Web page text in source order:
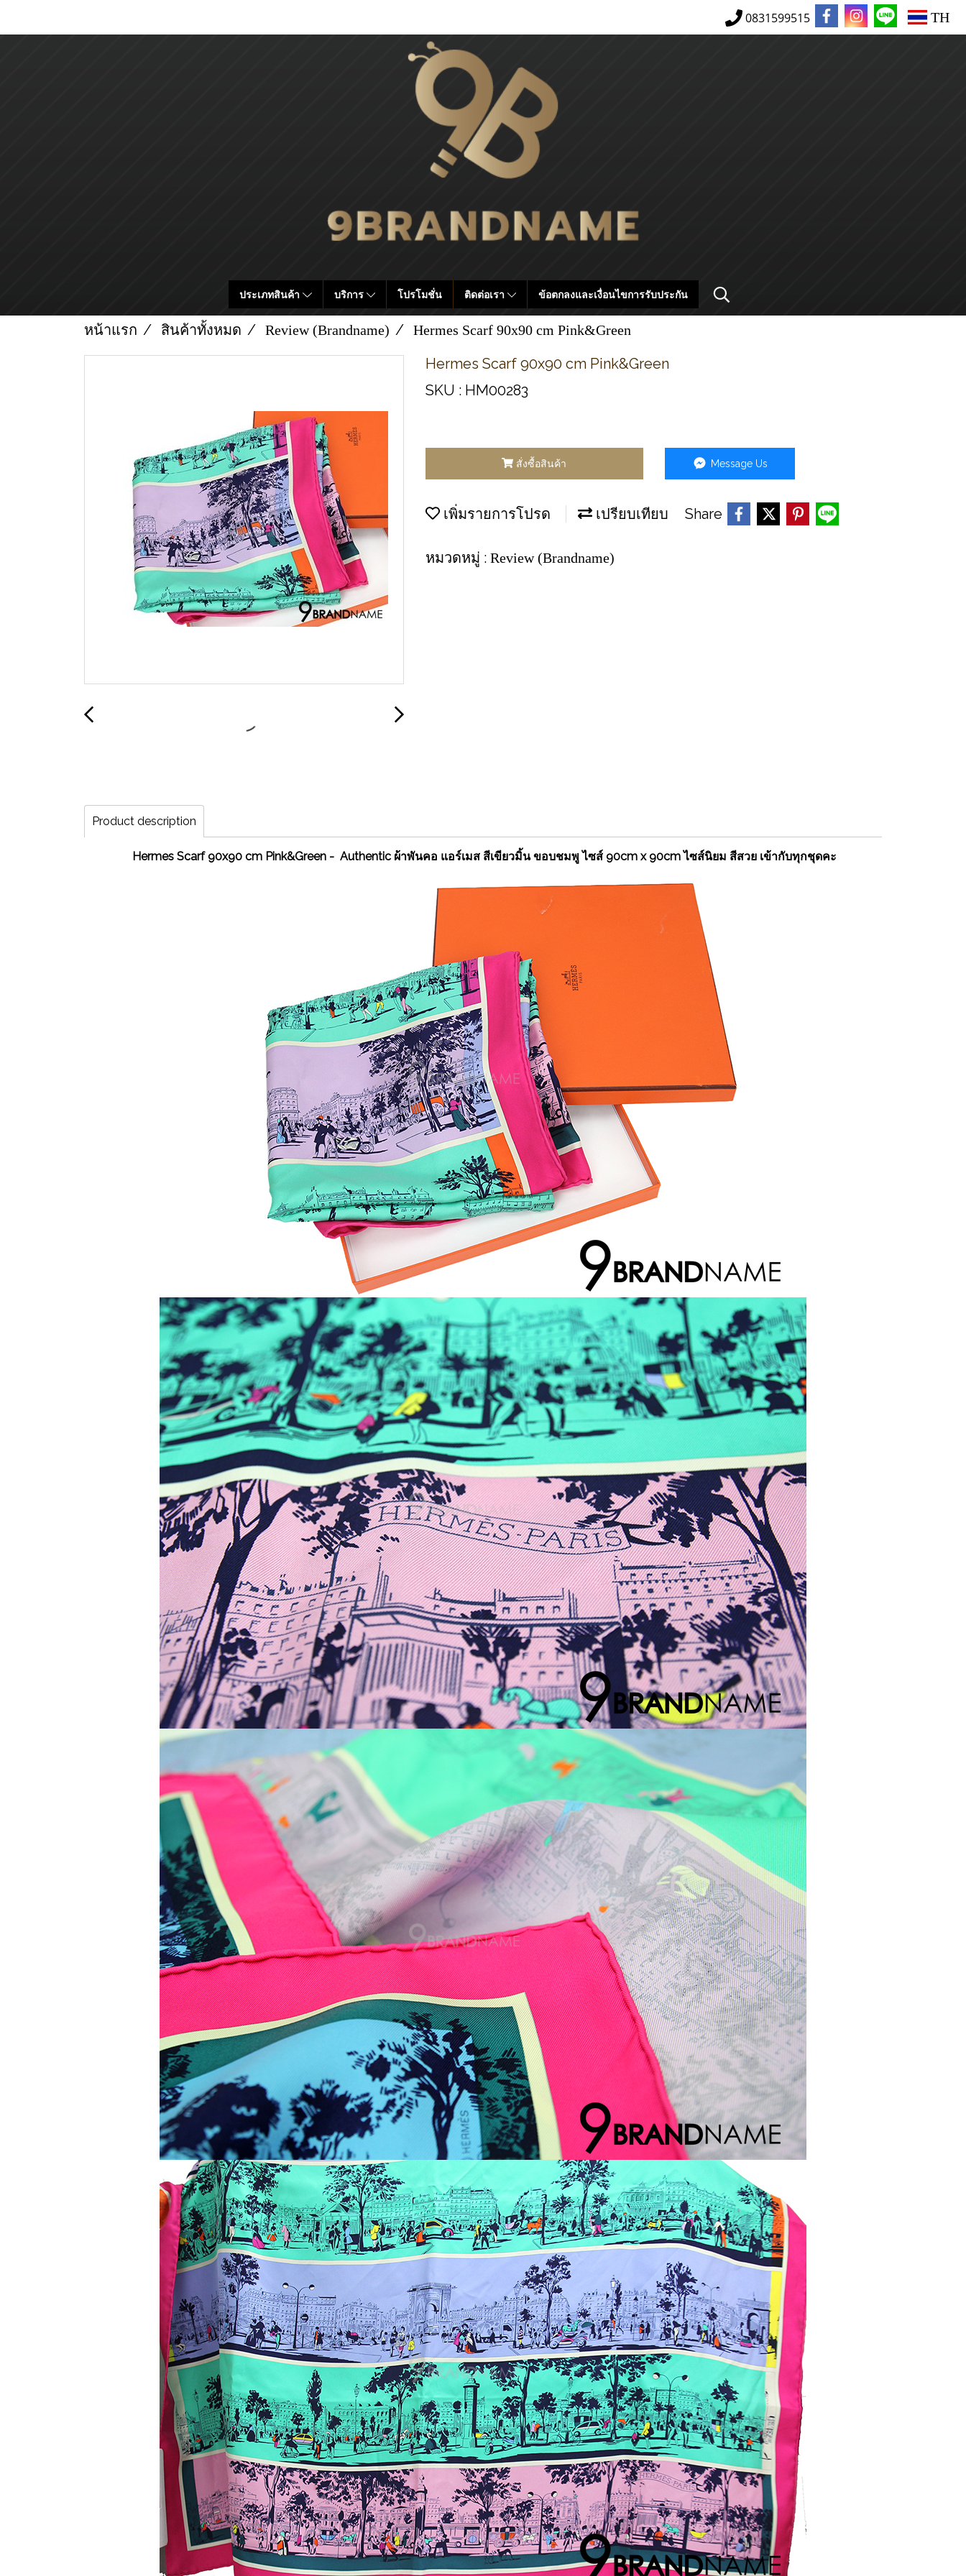
0831599515 TH
ประเภทสินค้า บริการ โปรโมชั่น ติดต่อเรา ข้อตกลงและเงื่อนไขการรับประกัน
หน้าแรก สินค้าทั้งหมด Review (Brandname) Hermes Scarf 90x90 cm Pink&Green
Hermes Scarf 90x90 cm Pink&Green
SKU : HM00283
สั่งซื้อสินค้า Message Us
เพิ่มรายการโปรด เปรียบเทียบ Share
หมวดหมู่ : Review (Brandname)
Product description
Hermes Scarf 90x90 cm Pink&Green - Authentic ผ้าพันคอ แอร์เมส สีเขียวมิ้น ขอบชมพู ไซส์ 90cm x 90cm ไซส์นิยม สีสวย เข้ากับทุกชุดคะ